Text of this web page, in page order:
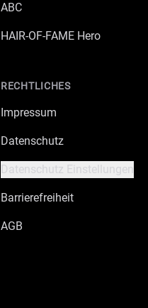
ABC
HAIR-OF-FAME Hero
RECHTLICHES
Impressum
Datenschutz
Datenschutz Einstellungen
Barrierefreiheit
AGB